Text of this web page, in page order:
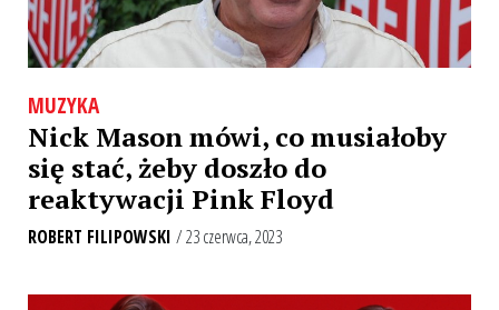
MUZYKA
Nick Mason mówi, co musiałoby
się stać, żeby doszło do
reaktywacji Pink Floyd
ROBERT FILIPOWSKI / 23 czerwca, 2023